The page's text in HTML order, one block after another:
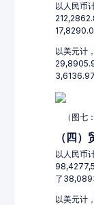
以人民币
以美元计
（图
（四
以人民币
了
以美元计